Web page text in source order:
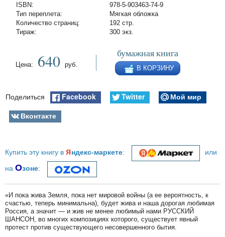
ISBN:
978-5-903463-74-9
Тип переплета:
Мягкая обложка
Количество страниц:
192 стр.
Тираж:
300 экз.
Цена: 640 руб.
бумажная книга
В КОРЗИНУ
Поделиться Facebook Twitter
Мой мир
Вконтакте
Купить эту книгу в яндекс-маркете: или
на Озоне:
«И пока жива Земля, пока нет мировой войны (а ее вероятность, к
счастью, теперь минимальна), будет жива и наша дорогая любимая
Россия, а значит — и жив не менее любимый нами РУССКИЙ
ШАНСОН, во многих композициях которого, существует явный
протест против существующего несовершенного бытия.